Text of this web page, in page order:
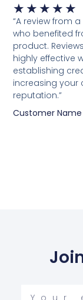
★ ★ ★ ★ ★
5
5
“A review from
who benefited
product.
highly effective
establishing
increasing your
reputation.”
Customer Name